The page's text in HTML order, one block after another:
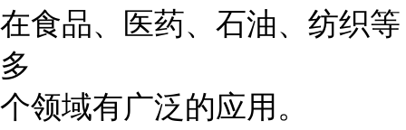
在食品、医药、石油、纺织等
多
个领域有广泛的应用。